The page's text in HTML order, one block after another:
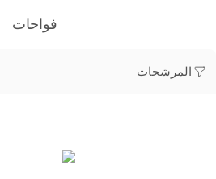
فواحات
المرشحات